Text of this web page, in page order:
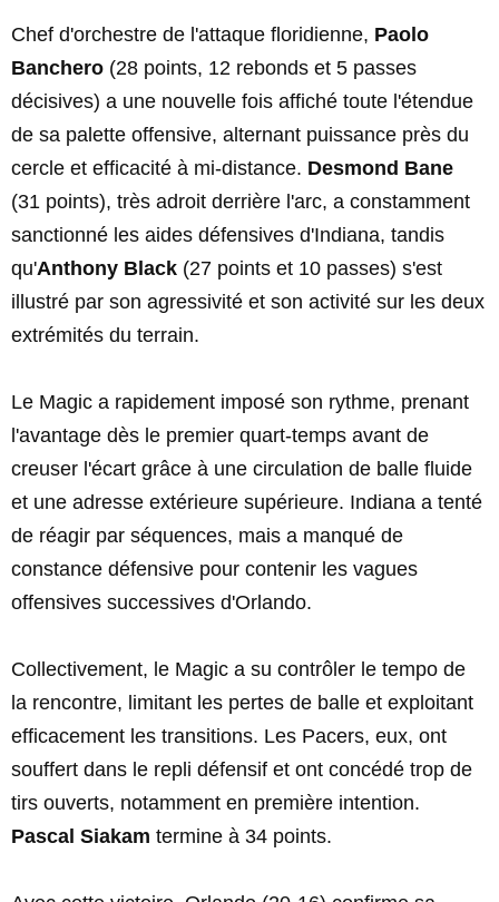
Chef d'orchestre de l'attaque floridienne, Paolo
Banchero (28 points, 12 rebonds et 5 passes
décisives) a une nouvelle fois affiché toute l'étendue
de sa palette offensive, alternant puissance près du
cercle et efficacité à mi-distance. Desmond Bane
(31 points), très adroit derrière l'arc, a constamment
sanctionné les aides défensives d'Indiana, tandis
qu'Anthony Black (27 points et 10 passes) s'est
illustré par son agressivité et son activité sur les deux
extrémités du terrain.
Le Magic a rapidement imposé son rythme, prenant
l'avantage dès le premier quart-temps avant de
creuser l'écart grâce à une circulation de balle fluide
et une adresse extérieure supérieure. Indiana a tenté
de réagir par séquences, mais a manqué de
constance défensive pour contenir les vagues
offensives successives d'Orlando.
Collectivement, le Magic a su contrôler le tempo de
la rencontre, limitant les pertes de balle et exploitant
efficacement les transitions. Les Pacers, eux, ont
souffert dans le repli défensif et ont concédé trop de
tirs ouverts, notamment en première intention.
Pascal Siakam termine à 34 points.